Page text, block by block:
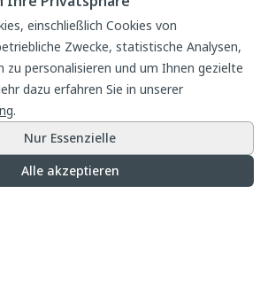
einschließlich Cookies von
Zwecke, statistische Analysen,
zu personalisieren und um Ihnen gezielte
dazu erfahren Sie in unserer
.
Nur Essenzielle
Alle akzeptieren